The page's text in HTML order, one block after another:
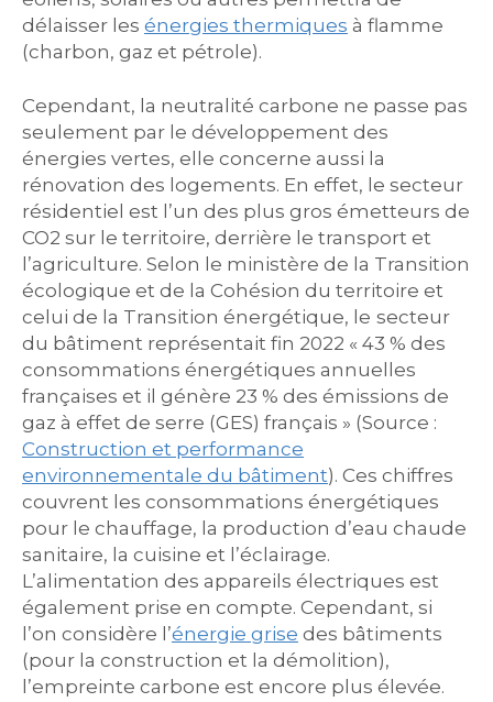
délaisser les énergies thermiques à flamme
(charbon, gaz et pétrole).
Cependant, la neutralité carbone ne passe pas
seulement par le développement des
énergies vertes, elle concerne aussi la
rénovation des logements. En effet, le secteur
résidentiel est l’un des plus gros émetteurs de
CO2 sur le territoire, derrière le transport et
l’agriculture. Selon le ministère de la Transition
écologique et de la Cohésion du territoire et
celui de la Transition énergétique, le secteur
du bâtiment représentait fin 2022 « 43 % des
consommations énergétiques annuelles
françaises et il génère 23 % des émissions de
gaz à effet de serre (GES) français » (Source :
Construction et performance
environnementale du bâtiment). Ces chiffres
couvrent les consommations énergétiques
pour le chauffage, la production d’eau chaude
sanitaire, la cuisine et l’éclairage.
L’alimentation des appareils électriques est
également prise en compte. Cependant, si
l’on considère l’énergie grise des bâtiments
(pour la construction et la démolition),
l’empreinte carbone est encore plus élevée.